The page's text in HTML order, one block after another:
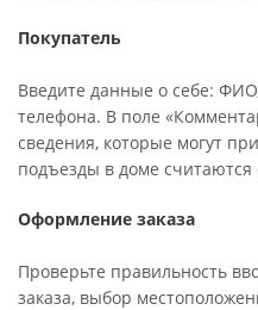
Покупатель
Введите данные о себе:
телефона. В поле
сведения, которые могут
подъезды в доме считаются
Оформление заказа
Проверьте правильность
заказа, выбор